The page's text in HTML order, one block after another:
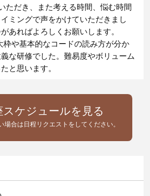
ただき、また考える時間、悩む時間
ミングで声をかけていただきまし
あればよろしくお願いします。
枠や基本的なコードの読み方が分か
な研修でした。難易度やボリューム
と思います。
スケジュールを見る
場合は日程リクエストをしてください。